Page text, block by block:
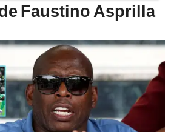
Faustino Asprilla